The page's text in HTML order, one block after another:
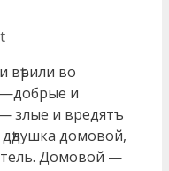
вѣрили во
и
злые и вредятъ
домовой,
Домовой —